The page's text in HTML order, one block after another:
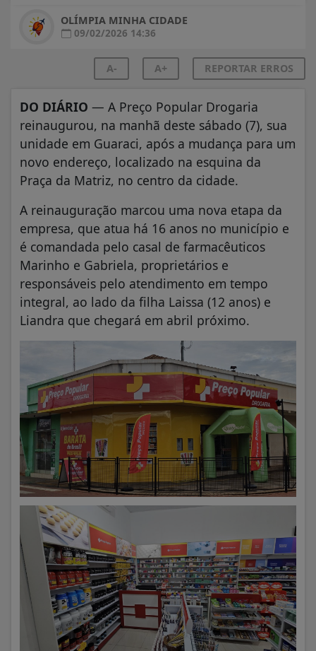
OLÍMPIA MINHA CIDADE
09/02/2026 14:36
A- A+ REPORTAR ERROS
DO DIÁRIO — A Preço Popular Drogaria
reinaugurou, na manhã deste sábado (7), sua
unidade em Guaraci, após a mudança para um
novo endereço, localizado na esquina da
Praça da Matriz, no centro da cidade.
A reinauguração marcou uma nova etapa da
empresa, que atua há 16 anos no município e
é comandada pelo casal de farmacêuticos
Marinho e Gabriela, proprietários e
responsáveis pelo atendimento em tempo
integral, ao lado da filha Laissa (12 anos) e
Liandra que chegará em abril próximo.